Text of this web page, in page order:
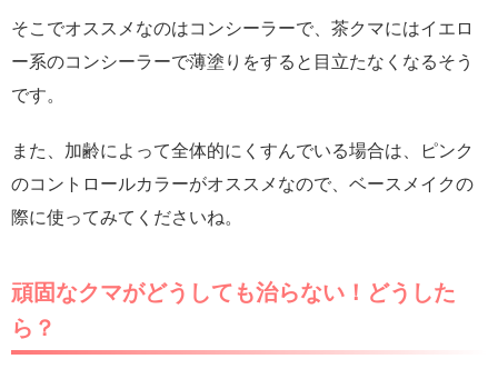
そこでオススメなのはコンシーラーで、茶クマにはイエロ
ー系のコンシーラーで薄塗りをすると目立たなくなるそう
です。
また、加齢によって全体的にくすんでいる場合は、ピンク
のコントロールカラーがオススメなので、ベースメイクの
際に使ってみてくださいね。
頑固なクマがどうしても治らない！どうした
ら？